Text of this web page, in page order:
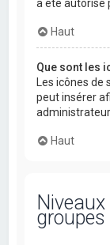
a été autorisé
Haut
Que sont les
Les icônes de
peut insérer
Haut
groupes